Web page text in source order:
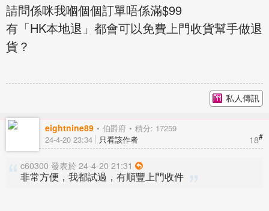
請問係咪我嗰個個訂單唔係滿$99
有「HK本地退」都會可以免費上門收貨幫手做退
貨？
私人傳訊
eightnine89 伯爵府 積分: 17259
18#
24-4-20 23:34 只看該作者
c60300 發表於 24-4-20 21:31
非常方便，我都試過，有順豐上門收件